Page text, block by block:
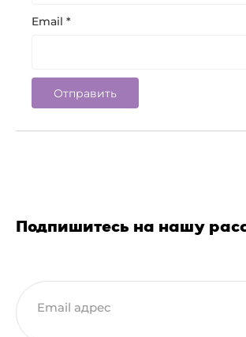
Email *
Подпишитесь на нашу